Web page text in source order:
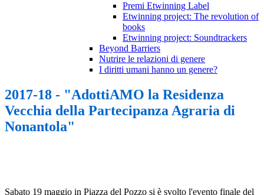
Premi Etwinning Label
Etwinning project: The revolution of
books
Etwinning project: Soundtrackers
Beyond Barriers
Nutrire le relazioni di genere
I diritti umani hanno un genere?
2017-18 - "AdottiAMO la Residenza
Vecchia della Partecipanza Agraria di
Nonantola"
Sabato 19 maggio in Piazza del Pozzo si è svolto l'evento finale del